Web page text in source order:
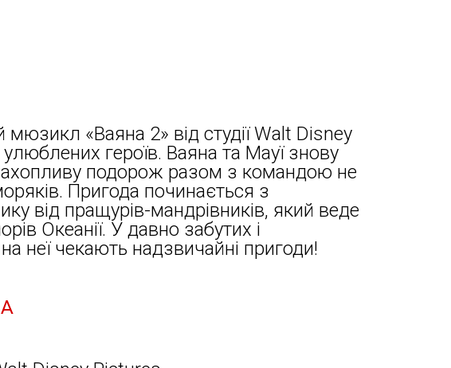
мюзикл «Ваяна 2» від студії Walt Disney
героїв. Ваяна та Мауї знову
подорож разом з командою не
Пригода починається з
від пращурів-мандрівників, який веде
Океанії. У давно забутих і
неї чекають надзвичайні пригоди!